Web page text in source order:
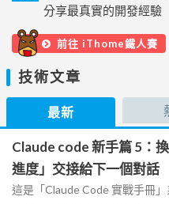
分享最真實的開發經驗
前往 iThome鐵人賽
技術文章
最新
Claude code 新手篇 5：
進度」交接給下一個對話
這是「Claude Code 實戰手冊